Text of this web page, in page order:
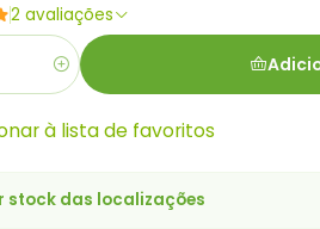
2 avaliações
à lista de favoritos
stock das localizações